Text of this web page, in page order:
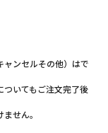
ンセルその他）はで
いてもご注文完了後
せん。